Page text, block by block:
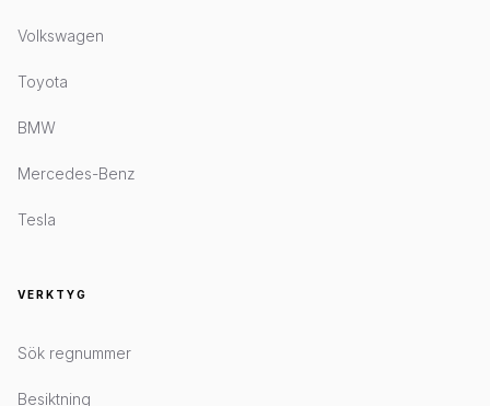
Volkswagen
Toyota
BMW
Mercedes-Benz
Tesla
VERKTYG
Sök regnummer
Besiktning